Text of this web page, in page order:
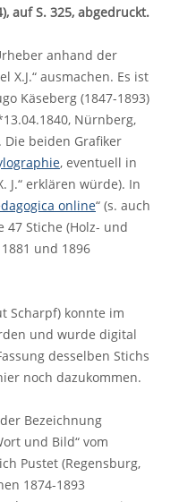
auf S. 325, abgedruckt.
anhand der
X.J.“ ausmachen. Es ist
Käseberg (1847-1893)
Nürnberg,
beiden Grafiker
, eventuell in
J.“ erklären würde). In
online“ (s. auch
47 Stiche (Holz- und
und 1896
Scharpf) konnte im
und wurde digital
desselben Stichs
noch dazukommen.
Bezeichnung
und Bild“ vom
Pustet (Regensburg,
1874-1893